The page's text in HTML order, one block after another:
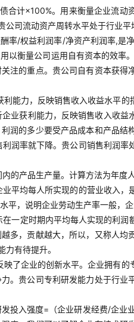
计×100%。用来衡量企业流动
司流动资产周转水平处于行业平
率/权益利润率/净资产利润率,是
衡量公司运用自有资本的效率
注的重点。贵公司自有资本获得
能力，反映销售收入收益水平
获利能力，反映销售收入收益
润的多少要受产品成本和产品结
润率就下降。贵公司销售利润率
的产品生产量。计算方法为年度
平均每人所实现的的营业收入，
，说明企业劳动生产率一般，企
一定时期内平均每人实现的利
多，贡献越大，所以，又称人均
有待提升。
了企业的创新水平。企业拥有
贵公司专利研发能力处于行业
投入强度=（企业研发经费/企业